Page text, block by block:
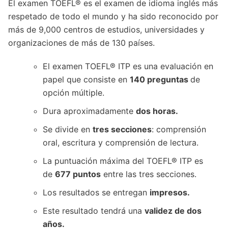
El examen TOEFL® es el examen de idioma inglés más
respetado de todo el mundo y ha sido reconocido por
más de 9,000 centros de estudios, universidades y
organizaciones de más de 130 países.
El examen TOEFL® ITP es una evaluación en
papel que consiste en 140 preguntas de
opción múltiple.
Dura aproximadamente dos horas.
Se divide en tres secciones: comprensión
oral, escritura y comprensión de lectura.
La puntuación máxima del TOEFL® ITP es
de 677 puntos entre las tres secciones.
Los resultados se entregan impresos.
Este resultado tendrá una validez de dos
años.